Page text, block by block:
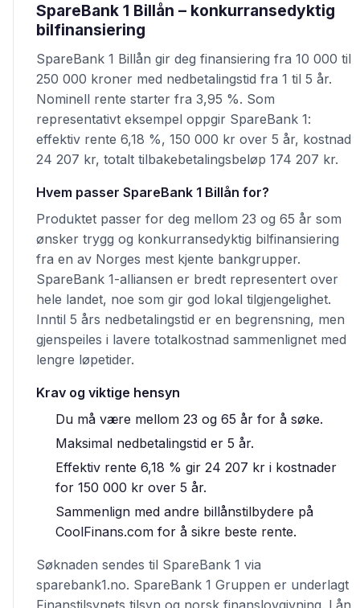
SpareBank 1 Billån – konkurransedyktig
bilfinansiering
SpareBank 1 Billån gir deg finansiering fra 10 000 til
250 000 kroner med nedbetalingstid fra 1 til 5 år.
Nominell rente starter fra 3,95 %. Som
representativt eksempel oppgir SpareBank 1:
effektiv rente 6,18 %, 150 000 kr over 5 år, kostnad
24 207 kr, totalt tilbakebetalingsbeløp 174 207 kr.
Hvem passer SpareBank 1 Billån for?
Produktet passer for deg mellom 23 og 65 år som
ønsker trygg og konkurransedyktig bilfinansiering
fra en av Norges mest kjente bankgrupper.
SpareBank 1-alliansen er bredt representert over
hele landet, noe som gir god lokal tilgjengelighet.
Inntil 5 års nedbetalingstid er en begrensning, men
gjenspeiles i lavere totalkostnad sammenlignet med
lengre løpetider.
Krav og viktige hensyn
Du må være mellom 23 og 65 år for å søke.
Maksimal nedbetalingstid er 5 år.
Effektiv rente 6,18 % gir 24 207 kr i kostnader
for 150 000 kr over 5 år.
Sammenlign med andre billånstilbydere på
CoolFinans.com for å sikre beste rente.
Søknaden sendes til SpareBank 1 via
sparebank1.no. SpareBank 1 Gruppen er underlagt
Finanstilsynets tilsyn og norsk finanslovgivning. Lån